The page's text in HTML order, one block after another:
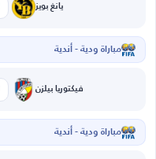
يانغ بويز
مباراة ودية - أندية
فيكتوريا بيلزن
مباراة ودية - أندية